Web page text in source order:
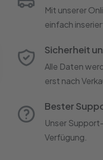
Mit unserer
einfach
Sicherheit
Alle Daten
erst nach
Bester
Unser
Verfügung.